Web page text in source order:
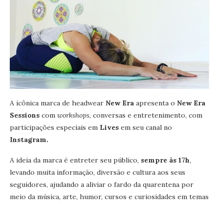
A icônica marca de headwear New Era apresenta o New Era
Sessions com workshops, conversas e entretenimento, com
participações especiais em Lives em seu canal no
Instagram.
A ideia da marca é entreter seu público, sempre às 17h,
levando muita informação, diversão e cultura aos seus
seguidores, ajudando a aliviar o fardo da quarentena por
meio da música, arte, humor, cursos e curiosidades em temas